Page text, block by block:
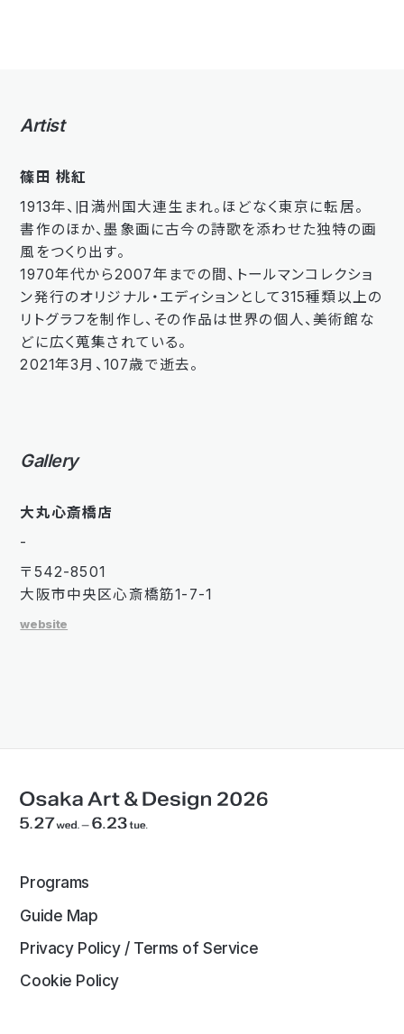
Artist
篠田 桃紅
1913年、旧満州国大連生まれ。ほどなく東京に転居。
書作のほか、墨象画に古今の詩歌を添わせた独特の画
風をつくり出す。
1970年代から2007年までの間、トールマンコレクショ
ン発行のオリジナル・エディションとして315種類以上の
リトグラフを制作し、その作品は世界の個人、美術館な
どに広く蒐集されている。
2021年3月、107歳で逝去。
Gallery
大丸心斎橋店
-
〒542-8501
大阪市中央区心斎橋筋1-7-1
website
Programs
Guide Map
Privacy Policy / Terms of Service
Cookie Policy